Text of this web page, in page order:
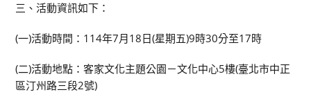
三、活動資訊如下：
(一)活動時間：114年7月18日(星期五)9時30分至17時
(二)活動地點：客家文化主題公園－文化中心5樓(臺北市中正
區汀州路三段2號)